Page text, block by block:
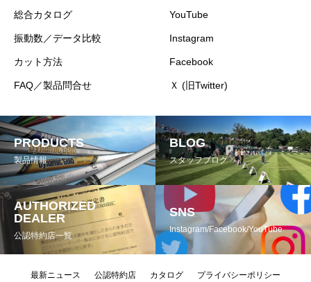
総合カタログ
振動数／データ比較
カット方法
FAQ／製品問合せ
YouTube
Instagram
Facebook
Ｘ (旧Twitter)
PRODUCTS
製品情報
BLOG
スタッフブログ
AUTHORIZED
DEALER
公認特約店一覧
SNS
Instagram/Facebook/YouTube
最新ニュース 公認特約店 カタログ プライバシーポリシー